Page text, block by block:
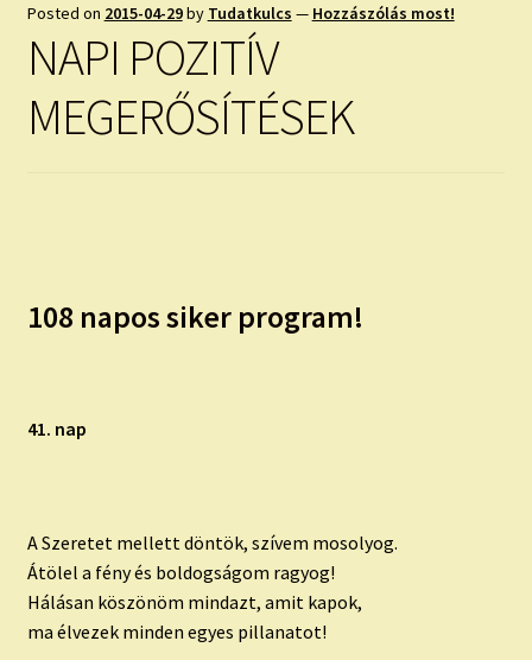
NAPI ASZTROLÓGIA
KÉRJ EGY MEGERŐSÍTÉST!
IRATKOZZ FEL A VIDEÓ CSATORNÁNKRA!
Posted on 2015-04-29by Tudatkulcs — Hozzászólás most!
NAPI POZITÍV
MEGERŐSÍTÉSEK
108 napos siker program!
41. nap
A Szeretet mellett döntök, szívem mosolyog.
Átölel a fény és boldogságom ragyog!
Hálásan köszönöm mindazt, amit kapok,
ma élvezek minden egyes pillanatot!